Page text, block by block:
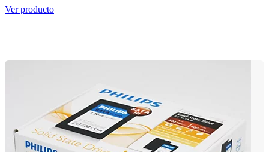
Ver producto